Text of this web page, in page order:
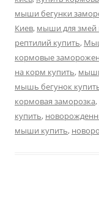
мыши бегунки
Киев, мыши для змей
рептилий купить,
кормовые
на корм купить,
мышь бегунок
кормовая заморозка,
купить,
мыши купить,